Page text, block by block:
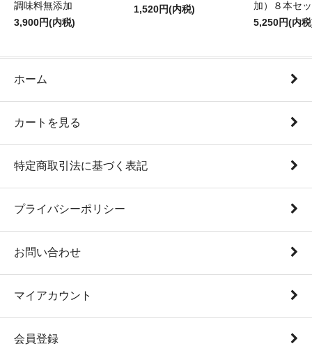
調味料無添加
3,900円(内税)
1,520円(内税)
加）８本セ
5,250円(内
ホーム
カートを見る
特定商取引法に基づく表記
プライバシーポリシー
お問い合わせ
マイアカウント
会員登録